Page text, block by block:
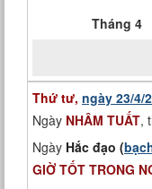
Tháng 4
Thứ tư, ngày 23/4/
Ngày NHÂM TUẤT,
Ngày Hắc đạo (
GIỜ TỐT TRONG